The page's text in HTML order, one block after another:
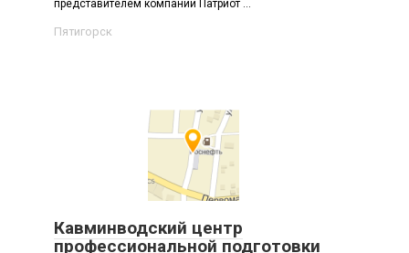
представителем компании Патриот ...
Пятигорск
Кавминводский центр
профессиональной подготовки